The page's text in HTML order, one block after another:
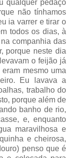
qualquer pedaço
não tínhamos
ia varrer e tirar o
todos os dias, à
companhia das
porque neste dia
o feijão já
mesmo uma
Eu lavava a
trabalho do
porque além de
banho de rio,
e, enquanto
maravilhosa e
e cheirosa,
penso que é